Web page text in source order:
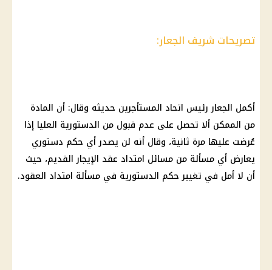
تصريحات شريف الجعار:
أكمل الجعار رئيس اتحاد المستأجرين حديثه وقال: أن المادة
من الممكن ألا تحصل على عدم قبول من الدستورية العليا إذا
عُرضت عليها مرة ثانية، وقال أنه لن يصدر أي حكم دستوري
يعارض أي مسألة من مسائل امتداد عقد الإيجار القديم، حيث
أن لا أمل في تغيير حكم الدستورية في مسألة امتداد العقود.